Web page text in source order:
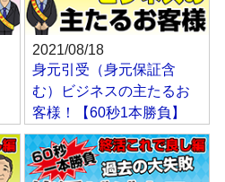
2021/08/18
身元引受（身元保証含
む）ビジネスの主たるお
客様！【60秒1本勝負】